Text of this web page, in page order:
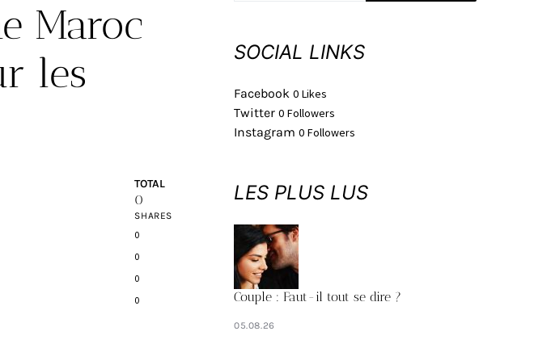
Maroc
les
TOTAL
0
SHARES
0
0
0
0
SOCIAL LINKS
Facebook 0 Likes
Twitter 0 Followers
Instagram 0 Followers
LES PLUS LUS
Couple : Faut-il tout se dire ?
05.08.26